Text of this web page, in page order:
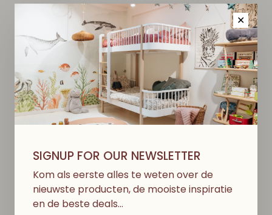
1+ IN THE FAMILY
-50%
✕
SIGNUP FOR OUR NEWSLETTER
Kom als eerste alles te weten over de
nieuwste producten, de mooiste inspiratie
en de beste deals…